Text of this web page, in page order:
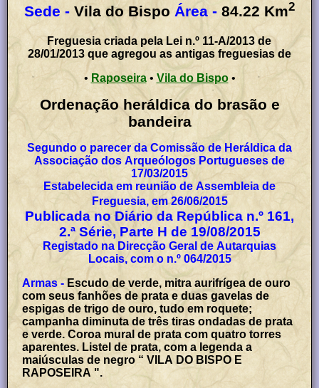
Sede - Vila do Bispo Área - 84.22 Km2
Freguesia criada pela Lei n.º 11-A/2013 de
28/01/2013 que agregou as antigas freguesias de
• Raposeira• Vila do Bispo•
Ordenação heráldica do brasão e
bandeira
Segundo o parecer da Comissão de Heráldica da
Associação dos Arqueólogos Portugueses de
17/03/2015
Estabelecida em reunião de Assembleia de
Freguesia, em 26/06/2015
Publicada no Diário da República n.º 161,
2.ª Série, Parte H de 19/08/2015
Registado na Direcção Geral de Autarquias
Locais, com o n.º 064/2015
Armas - Escudo de verde, mitra aurifrígea de ouro
com seus fanhões de prata e duas gavelas de
espigas de trigo de ouro, tudo em roquete;
campanha diminuta de três tiras ondadas de prata
e verde. Coroa mural de prata com quatro torres
aparentes. Listel de prata, com a legenda a
maiúsculas de negro “ VILA DO BISPO E
RAPOSEIRA ".